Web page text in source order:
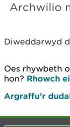
Archwilio
Diweddarwyd
Oes rhywbeth
hon? Rhowch
Argraffu’r